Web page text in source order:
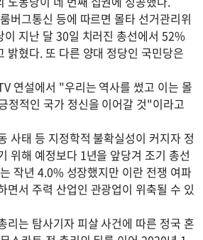
버그통신 등에 따르면 몰타 선거관리위
이 지난 달 30일 치러진 총선에서 52%
밝혔다. 또 다른 양대 정당인 국민당은
연설에서 "우리는 역사를 썼고 이는 몰
정적인 국가 정신을 이어갈 것"이라고
사태 등 지정학적 불확실성이 커지자 정
위해 예정보다 1년을 앞당겨 조기 총선
작년 4.0% 성장했지만 이란 전쟁 여파
면서 주력 산업인 관광업이 위축될 수 있
리는 탐사기자 피살 사건에 따른 정국 혼